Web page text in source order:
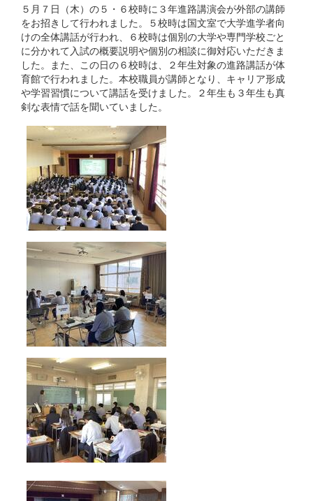
５月７日（木）の５・６校時に３年進路講演会が外部の講師
をお招きして行われました。５校時は国文室で大学進学者向
けの全体講話が行われ、６校時は個別の大学や専門学校ごと
に分かれて入試の概要説明や個別の相談に御対応いただきま
した。また、この日の６校時は、２年生対象の進路講話が体
育館で行われました。本校職員が講師となり、キャリア形成
や学習習慣について講話を受けました。２年生も３年生も真
剣な表情で話を聞いていました。